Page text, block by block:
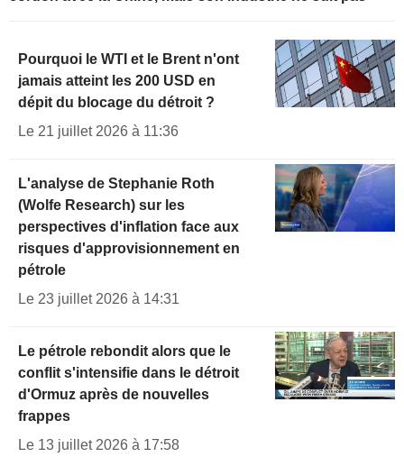
Pourquoi le WTI et le Brent n'ont
jamais atteint les 200 USD en
dépit du blocage du détroit ?
Le 21 juillet 2026 à 11:36
L'analyse de Stephanie Roth
(Wolfe Research) sur les
perspectives d'inflation face aux
risques d'approvisionnement en
pétrole
Le 23 juillet 2026 à 14:31
Le pétrole rebondit alors que le
conflit s'intensifie dans le détroit
d'Ormuz après de nouvelles
frappes
Le 13 juillet 2026 à 17:58